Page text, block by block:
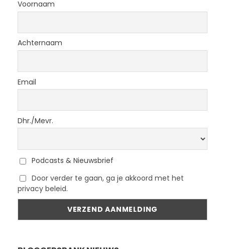
Voornaam
Achternaam
Email
Dhr./Mevr.
Podcasts & Nieuwsbrief
Door verder te gaan, ga je akkoord met het
privacy beleid.